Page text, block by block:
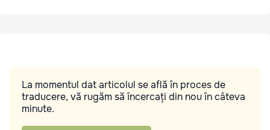
La momentul dat articolul se află în proces de
traducere, vă rugăm să încercați din nou în câteva
minute.